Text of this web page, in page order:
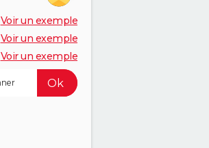
Voir un exemple
Voir un exemple
Voir un exemple